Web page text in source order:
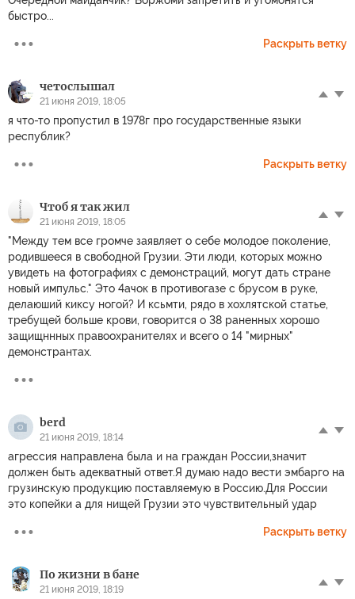
быстро...
Раскрыть ветку
четослышал
21 июня 2019, 18:05
я что-то пропустил в 1978г про государственные языки
республик?
Раскрыть ветку
Чтоб я так жил
21 июня 2019, 18:05
"Между тем все громче заявляет о себе молодое поколение,
родившееся в свободной Грузии. Эти люди, которых можно
увидеть на фотографиях с демонстраций, могут дать стране
новый импульс." Это 4ачок в противогазе с брусом в руке,
делаюший киксу ногой? И ксьмти, рядо в хохлятской статье,
требущей больше крови, говорится о 38 раненных хорошо
защищннных правоохранителях и всего о 14 "мирных"
демонстрантах.
berd
21 июня 2019, 18:14
агрессия направлена была и на граждан России,значит
должен быть адекватный ответ.Я думаю надо вести эмбарго на
грузинскую продукцию поставляемую в Россию.Для России
это копейки а для нищей Грузии это чувствительный удар
Раскрыть ветку
По жизни в бане
21 июня 2019, 18:19